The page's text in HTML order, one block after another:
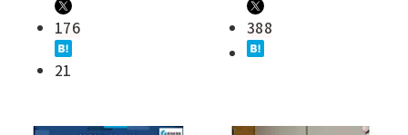
176
21
388